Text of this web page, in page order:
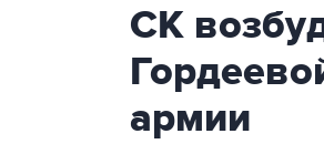
СК
армии